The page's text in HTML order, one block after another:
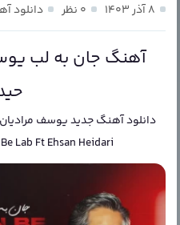
۸ آذر ۱۴۰۳ ۰ نظر دانلود
آهنگ جان به لب
دانلود آهنگ جدیدیوسف
Lab Ft Ehsan Heidari